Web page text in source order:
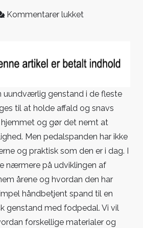
Kommentarer lukkettil
moderne:
udvikling
årene
uundværlig genstand i de fleste
til at holde affald og snavs
og gør det nemt at
Men pedalspanden har ikke
og praktisk som den er i dag. I
nærmere på udviklingen af
årene og hvordan den har
håndbetjent spand til en
genstand med fodpedal. Vi vil
forskellige materialer og